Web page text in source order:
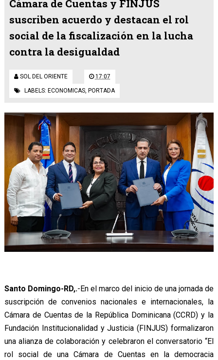
Cámara de Cuentas y FINJUS
suscriben acuerdo y destacan el rol
social de la fiscalización en la lucha
contra la desigualdad
SOL DEL ORIENTE 17:07
LABELS: ECONOMICAS, PORTADA
Santo Domingo-RD,.-En el marco del inicio de una jornada de
suscripción de convenios nacionales e internacionales, la
Cámara de Cuentas de la República Dominicana (CCRD) y la
Fundación Institucionalidad y Justicia (FINJUS) formalizaron
una alianza de colaboración y celebraron el conversatorio “El
rol social de una Cámara de Cuentas en la democracia